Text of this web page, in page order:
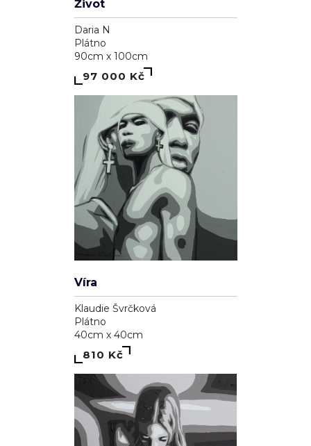
Daria N
Plátno
90cm x 100cm
97 000 Kč
Víra
Klaudie Švrčková
Plátno
40cm x 40cm
810 Kč